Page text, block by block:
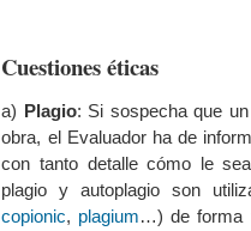
Cuestiones éticas
a) Plagio: Si sospecha que
obra, el Evaluador ha de
con tanto detalle cómo le
plagio y autoplagio son
copionic, plagium…) de forma